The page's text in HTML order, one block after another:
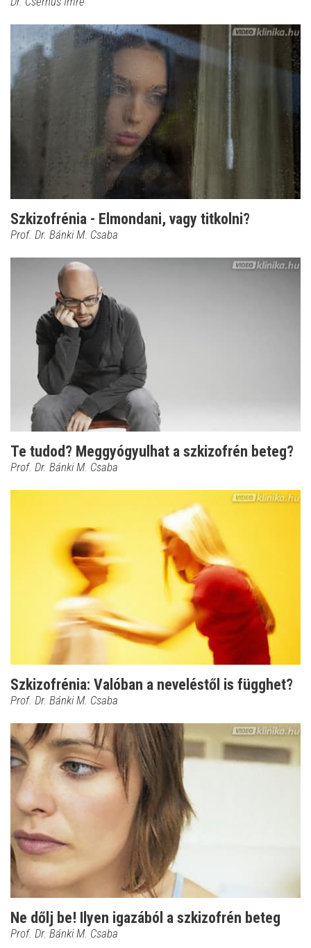
Szkizofrénia - Elmondani, vagy titkolni?
Prof. Dr. Bánki M. Csaba
Te tudod? Meggyógyulhat a szkizofrén beteg?
Prof. Dr. Bánki M. Csaba
Szkizofrénia: Valóban a neveléstől is függhet?
Prof. Dr. Bánki M. Csaba
Ne dőlj be! Ilyen igazából a szkizofrén beteg
Prof. Dr. Bánki M. Csaba